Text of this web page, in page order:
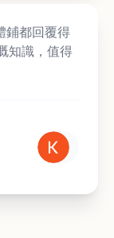
鋪都回覆得
知識，值得